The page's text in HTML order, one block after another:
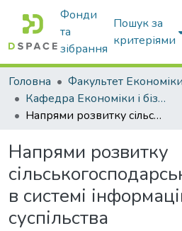
Фонди
та
зібрання
Пошук за
критеріями
Головна
Кафедра Економіки і бізнесу
Напрями розвитку сільськогосподарської кооперації в системі інформаційного суспільства
Напрями розвитку
в системі
суспільства